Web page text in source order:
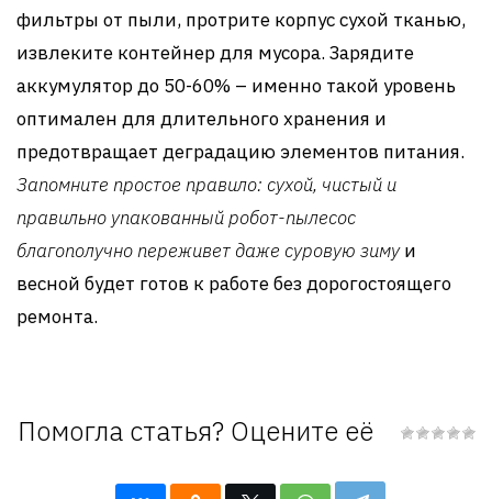
фильтры от пыли, протрите корпус сухой тканью,
извлеките контейнер для мусора. Зарядите
аккумулятор до 50-60% – именно такой уровень
оптимален для длительного хранения и
предотвращает деградацию элементов питания.
Запомните простое правило: сухой, чистый и
правильно упакованный робот-пылесос
благополучно переживет даже суровую зимуи
весной будет готов к работе без дорогостоящего
ремонта.
Помогла статья? Оцените её